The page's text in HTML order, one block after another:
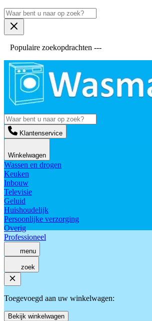
Populaire zoekopdrachten ---
Klantenservice
Winkelwagen
Wassen en drogen
Keuken
Inbouw
Televisie
Geluid
Huishoudelijk
Persoonlijke verzorging
Overig
Professioneel
menu
zoek
Toegevoegd aan uw winkelwagen:
Bekijk winkelwagen